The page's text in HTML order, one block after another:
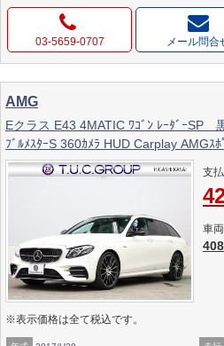
03-5659-0707 メール問合
AMG
Eクラス E43 4MATIC ﾜｺﾞﾝ ﾚｰﾀﾞｰSP
ﾌﾞﾙﾒｽﾀｰS 360ｶﾒﾗ HUD Carplay AMGｽﾎ
AMGｴｱﾛ&20ｲﾝﾁAW 2年保証付
支
車
408
※表示価格は全て税込です。